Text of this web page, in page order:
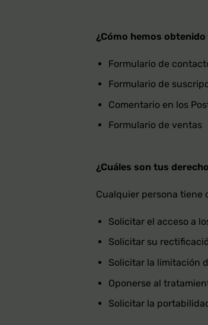
¿Cómo hemos
Formulario de
Formulario de
Comentario en los
Formulario de ventas
¿Cuáles son tus
Cualquier persona tiene
Solicitar el acceso a
Solicitar su
Solicitar la limitación
Oponerse al
Solicitar la